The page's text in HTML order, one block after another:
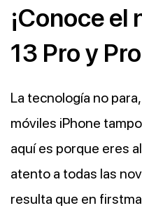
¡Conoce el
13 Pro y
La tecnología no
móviles iPhone
aquí es porque eres
atento a todas las
resulta que en